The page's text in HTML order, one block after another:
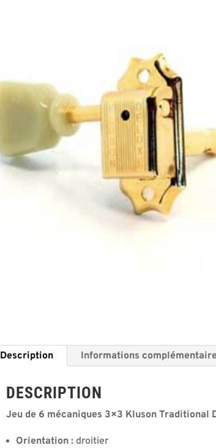
Description Informations
DESCRIPTION
Jeu de 6 mécaniques 3×3 Kluson Traditional
Orientation : droitier